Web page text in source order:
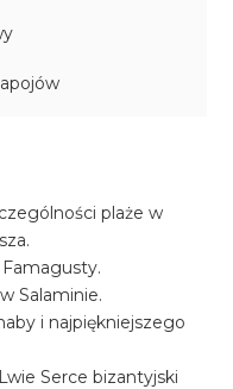
plaże w
Salaminie.
i najpiękniejszego
Serce bizantyjski